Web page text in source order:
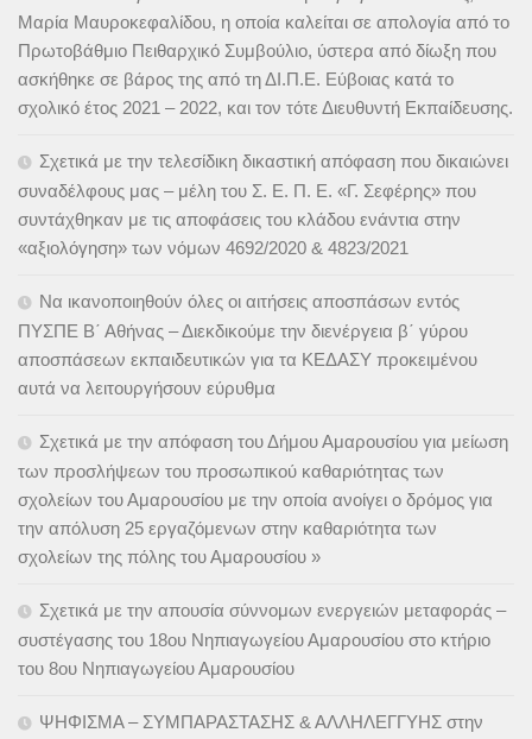
Μαρία Μαυροκεφαλίδου, η οποία καλείται σε απολογία από το
Πρωτοβάθμιο Πειθαρχικό Συμβούλιο, ύστερα από δίωξη που
ασκήθηκε σε βάρος της από τη ΔΙ.Π.Ε. Εύβοιας κατά το
σχολικό έτος 2021 – 2022, και τον τότε Διευθυντή Εκπαίδευσης.
Σχετικά με την τελεσίδικη δικαστική απόφαση που δικαιώνει
συναδέλφους μας – μέλη του Σ. Ε. Π. Ε. «Γ. Σεφέρης» που
συντάχθηκαν με τις αποφάσεις του κλάδου ενάντια στην
«αξιολόγηση» των νόμων 4692/2020 & 4823/2021
Να ικανοποιηθούν όλες οι αιτήσεις αποσπάσων εντός
ΠΥΣΠΕ Β΄ Αθήνας – Διεκδικούμε την διενέργεια β΄ γύρου
αποσπάσεων εκπαιδευτικών για τα ΚΕΔΑΣΥ προκειμένου
αυτά να λειτουργήσουν εύρυθμα
Σχετικά με την απόφαση του Δήμου Αμαρουσίου για μείωση
των προσλήψεων του προσωπικού καθαριότητας των
σχολείων του Αμαρουσίου με την οποία ανοίγει ο δρόμος για
την απόλυση 25 εργαζόμενων στην καθαριότητα των
σχολείων της πόλης του Αμαρουσίου »
Σχετικά με την απουσία σύννομων ενεργειών μεταφοράς –
συστέγασης του 18ου Νηπιαγωγείου Αμαρουσίου στο κτήριο
του 8ου Νηπιαγωγείου Αμαρουσίου
ΨΗΦΙΣΜΑ – ΣΥΜΠΑΡΑΣΤΑΣΗΣ & ΑΛΛΗΛΕΓΓΥΗΣ στην